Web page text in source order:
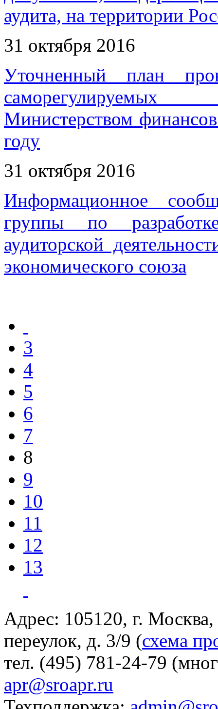
аудита, на территории
31 октября 2016
Уточненный план
саморегулируемых
Министерством
году
31 октября 2016
Информационное
группы по
аудиторской
экономического союза
3
4
5
6
7
8
9
10
11
12
13
Адрес: 105120, г.
переулок, д. 3/9 (схема
тел. (495) 781-24-79
apr@sroapr.ru